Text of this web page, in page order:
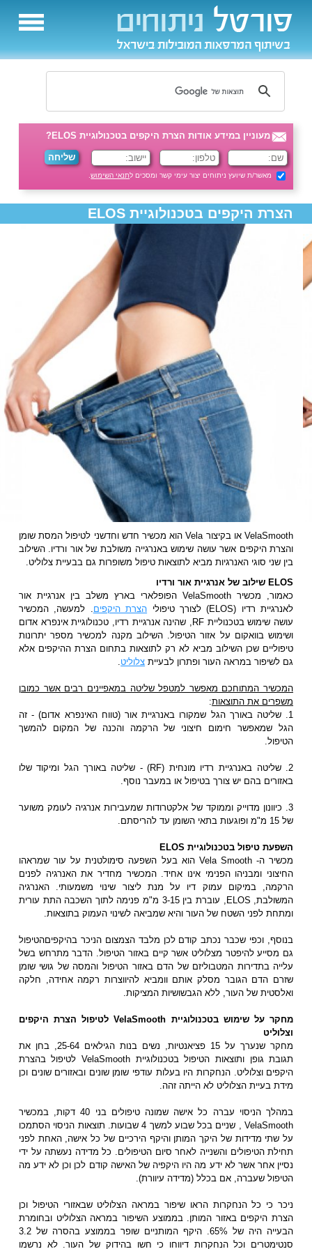
מעוניין במידע אודות הצרת היקפים בטכנולוגיית ELOS?
מאשר/ת שיועץ ניתוחים יצור עימי קשר ומסכים לתנאי השימוש.
הצרת היקפים בטכנולוגיית ELOS
VelaSmooth או בקיצור Vela הוא מכשיר חדש וחדשני לטיפול המסת שומן
והצרת היקפים אשר עושה שימוש באנרגייה משולבת של אור ורדיו. השילוב
בין שני סוגי האנרגיות מביא לתוצאות טיפול משופרות גם בבעיית צלוליט.
ELOS שילוב של אנרגיית אור ורדיו
כאמור, מכשיר VelaSmooth הפופלארי בארץ משלב בין אנרגיית אור
לאנרגיית רדיו (ELOS) לצורך טיפולי
הצרת היקפים. למעשה, המכשיר
עושה שימוש בטכנוליית RF, שהינה אנרגיית רדיו, טכנולוגיית אינפרא אדום
ושימוש בוואקום על אזור הטיפול. השילוב מקנה למכשיר מספר יתרונות
טיפוליים שכן השילוב מביא לא רק לתוצאות בתחום הצרת ההיקפים אלא
גם לשיפור במראה העור ופתרון לבעיית צלוליט.
המכשיר המתוחכם מאפשר למטפל שליטה במאפיינים רבים אשר כמובן
משפרים את התוצאות:
1. שליטה באורך הגל שמקורו באנרגיית אור (טווח האינפרא אדום) - זה
הגל שמאפשר חימום חיצוני של הרקמה והכנה של המקום להמשך
הטיפול.
2. שליטה באנרגיית רדיו מונחית (RF) - שליטה באורך הגל ומיקוד שלו
באזורים בהם יש צורך בטיפול או במעבר נוסף.
3. כיוונון מדוייק וממוקד של אלקטרודות שמעבירות אנרגיה לעומק משוער
של 15 מ"מ ופוגעות בתאי השומן עד להריסתם.
השפעת טיפול בטכנולוגיית ELOS
מכשיר ה- Vela Smooth הוא בעל השפעה סימולטנית על עור שמראהו
החיצוני ומבניהו הפנימי אינו אחיד. המכשיר מחדיר את האנרגיה לפנים
הרקמה, במיקום עמוק דיו על מנת ליצור שינוי משמעותי. האנרגיה
המשולבת, ELOS, עוברת בין 3-15 מ"מ פנימה לתוך השכבה התת עורית
ומתחת לפני השטח של העור והיא שמביאה לשינוי העמוק בתוצאות.
בנוסף, וכפי שכבר נכתב קודם לכן מלבד הצמצום הניכר בהיקפיםהטיפול
גם מסייע להיפטר מצלוליט אשר קיים באזור הטיפול. הדבר מתרחש בשל
עלייה בתדירות המטבוליזם של הדם באזור הטיפול והמסה של גושי שומן
שזרם הדם הגובר מסלק אותם וומביא להיווצרות רקמה אחידה, חלקה
ואלסטית של העור, ללא הגבשושיות המציקות.
מחקר על שימוש בטכנולוגיית VelaSmooth לטיפול הצרת היקפים
וצלוליט
מחקר שנערך על 15 פציאנטיות, נשים בנות הגילאים 25-64, בחן את
תגובת גופן ותוצאות הטיפול בטכנולוגיית VelaSmooth לטיפול בהצרת
היקפים וצלוליט. הנחקרות היו בעלות עודפי שומן שונים ובאזורים שונים וכן
מידת בעיית הצלוליט לא הייתה זהה.
במהלך הניסוי עברה כל אישה שמונה טיפולים בני 40 דקות, במכשיר
VelaSmooth , שניים בכל שבוע למשך 4 שבועות. תוצאות הניסוי הסתמכו
על שתי מדידות של היקך המותן והיקף הירכיים של כל אישה, האחת לפני
תחילת הטיפולים והשנייה לאחר סיום הטיפולים. כל מדידה נעשתה על ידי
נסיין אחר אשר לא ידע מה היו היקפיה של האישה קודם לכן וכן לא ידע מה
הטיפול שעברה, אם בכלל (מדידה עיוורת).
ניכר כי כל הנחקרות הראו שיפור במראה הצלוליט שבאזורי הטיפול וכן
הצרת היקפים באזור המותן. בממוצע השיפור במראה הצלוליט ובחומרת
הבעייה היה של 65%. היקף המותניים שופר בממוצע בהסרה של 3.2
סנטימטרים וכל הנחקרות דיווחו כי חשו בהידוק של העור. לא נרשמו